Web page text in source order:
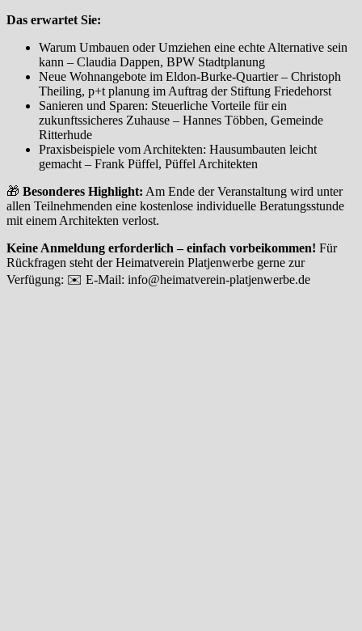
Das erwartet Sie:
Warum Umbauen oder Umziehen eine echte Alternative sein
kann – Claudia Dappen, BPW Stadtplanung
Neue Wohnangebote im Eldon-Burke-Quartier – Christoph
Theiling, p+t planung im Auftrag der Stiftung Friedehorst
Sanieren und Sparen: Steuerliche Vorteile für ein
zukunftssicheres Zuhause – Hannes Többen, Gemeinde
Ritterhude
Praxisbeispiele vom Architekten: Hausumbauten leicht
gemacht – Frank Püffel, Püffel Architekten
🎁 Besonderes Highlight: Am Ende der Veranstaltung wird unter
allen Teilnehmenden eine kostenlose individuelle Beratungsstunde
mit einem Architekten verlost.
Keine Anmeldung erforderlich – einfach vorbeikommen! Für
Rückfragen steht der Heimatverein Platjenwerbe gerne zur
Verfügung: ✉️ E-Mail: info@heimatverein-platjenwerbe.de